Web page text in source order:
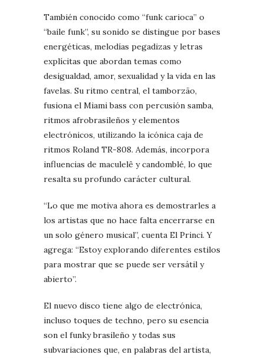
También conocido como “funk carioca” o
“baile funk”, su sonido se distingue por bases
energéticas, melodías pegadizas y letras
explícitas que abordan temas como
desigualdad, amor, sexualidad y la vida en las
favelas. Su ritmo central, el tamborzão,
fusiona el Miami bass con percusión samba,
ritmos afrobrasileños y elementos
electrónicos, utilizando la icónica caja de
ritmos Roland TR-808. Además, incorpora
influencias de maculelê y candomblé, lo que
resalta su profundo carácter cultural.
“Lo que me motiva ahora es demostrarles a
los artistas que no hace falta encerrarse en
un solo género musical”, cuenta El Princi. Y
agrega: “Estoy explorando diferentes estilos
para mostrar que se puede ser versátil y
abierto”.
El nuevo disco tiene algo de electrónica,
incluso toques de techno, pero su esencia
son el funky brasileño y todas sus
subvariaciones que, en palabras del artista,